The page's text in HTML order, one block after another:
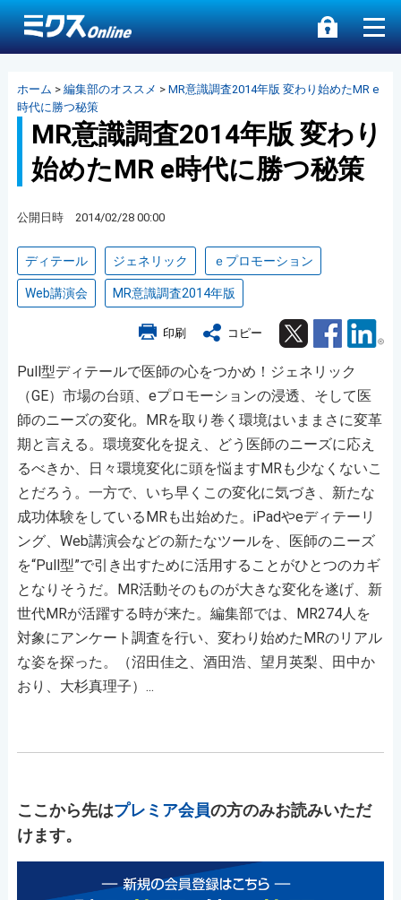
ホーム > 編集部のオススメ > MR意識調査2014年版 変わり始めたMR e
時代に勝つ秘策
MR意識調査2014年版 変わり
始めたMR e時代に勝つ秘策
公開日時 2014/02/28 00:00
ディテール ジェネリック ｅプロモーション
Web講演会 MR意識調査2014年版
印刷 コピー Twitter Facebook
Pull型ディテールで医師の心をつかめ！ジェネリック
（GE）市場の台頭、eプロモーションの浸透、そして医
師のニーズの変化。MRを取り巻く環境はいままさに変革
期と言える。環境変化を捉え、どう医師のニーズに応え
るべきか、日々環境変化に頭を悩ますMRも少なくないこ
とだろう。一方で、いち早くこの変化に気づき、新たな
成功体験をしているMRも出始めた。iPadやeディテーリ
ング、Web講演会などの新たなツールを、医師のニーズ
を“Pull型”で引き出すために活用することがひとつのカギ
となりそうだ。MR活動そのものが大きな変化を遂げ、新
世代MRが活躍する時が来た。編集部では、MR274人を
対象にアンケート調査を行い、変わり始めたMRのリアル
な姿を探った。（沼田佳之、酒田浩、望月英梨、田中か
おり、大杉真理子）...
ここから先はプレミア会員の方のみお読みいただ
けます。